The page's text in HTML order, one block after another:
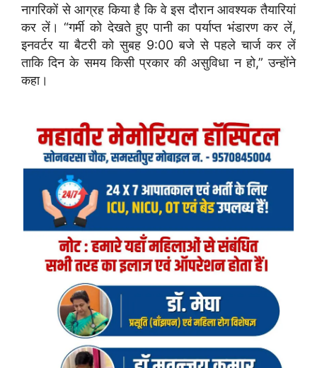
नागरिकों से आग्रह किया है कि वे इस दौरान आवश्यक तैयारियां
कर लें। “गर्मी को देखते हुए पानी का पर्याप्त भंडारण कर लें,
इनवर्टर या बैटरी को सुबह 9:00 बजे से पहले चार्ज कर लें
ताकि दिन के समय किसी प्रकार की असुविधा न हो,” उन्होंने
कहा।